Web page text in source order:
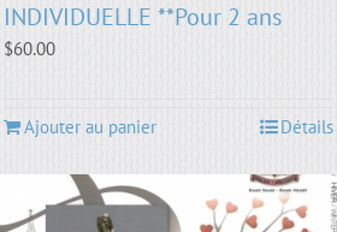
INDIVIDUELLE **Pour 2 ans
$60.00
Ajouter au panier Détails